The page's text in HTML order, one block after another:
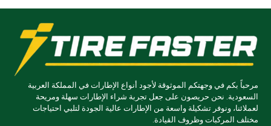
مرحباً بكم في وجهتكم الموثوقة لأجود أنواع الإطارات في المملكة العربية
السعودية. نحن حريصون على جعل تجربة شراء الإطارات سهلة ومريحة
لعملائنا، ونوفر تشكيلة واسعة من الإطارات عالية الجودة لتلبي احتياجات
مختلف المركبات وظروف القيادة.